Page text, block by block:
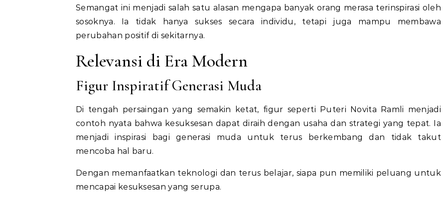
Semangat ini menjadi salah satu alasan mengapa banyak orang merasa terinspirasi oleh
sosoknya. Ia tidak hanya sukses secara individu, tetapi juga mampu membawa
perubahan positif di sekitarnya.
Relevansi di Era Modern
Figur Inspiratif Generasi Muda
Di tengah persaingan yang semakin ketat, figur seperti Puteri Novita Ramli menjadi
contoh nyata bahwa kesuksesan dapat diraih dengan usaha dan strategi yang tepat. Ia
menjadi inspirasi bagi generasi muda untuk terus berkembang dan tidak takut
mencoba hal baru.
Dengan memanfaatkan teknologi dan terus belajar, siapa pun memiliki peluang untuk
mencapai kesuksesan yang serupa.